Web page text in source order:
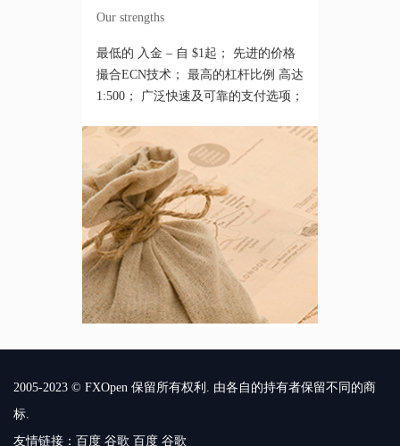
Our strengths
最低的 入金 – 自 $1起； 先进的价格
撮合ECN技术； 最高的杠杆比例 高达
1:500； 广泛快速及可靠的支付选项；
2005-2023 © FXOpen 保留所有权利. 由各自的持有者保留不同的商
标.
友情链接： 百度 谷歌 百度 谷歌